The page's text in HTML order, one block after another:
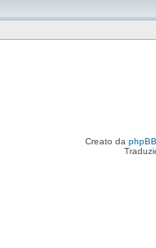
Creato da phpBB